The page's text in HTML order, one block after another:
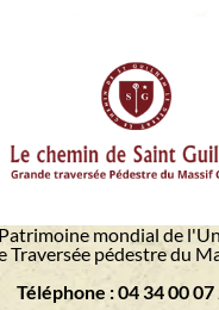
Patrimoine mondial de
Traversée pédestre du
Téléphone : 04 34 00 07